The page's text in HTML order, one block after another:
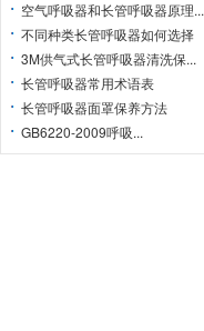
空气呼吸器和长管呼吸器原理...
不同种类长管呼吸器如何选择
3M供气式长管呼吸器清洗保...
长管呼吸器常用术语表
长管呼吸器面罩保养方法
GB6220-2009呼吸...